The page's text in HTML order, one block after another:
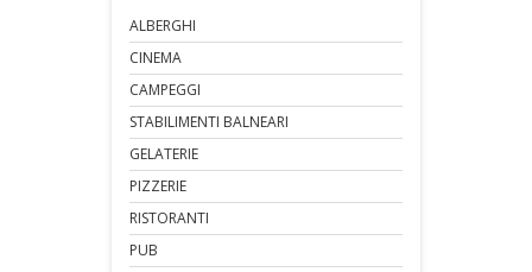
ALBERGHI
CINEMA
CAMPEGGI
STABILIMENTI BALNEARI
GELATERIE
PIZZERIE
RISTORANTI
PUB